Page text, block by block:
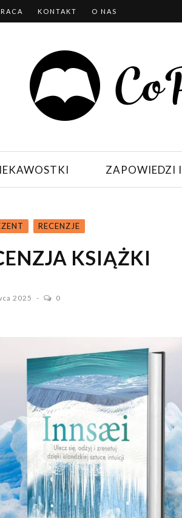
KONTAKT O NAS
ZAPOWIEDZI
RECENZJE
KSIĄŻKI
2025 0